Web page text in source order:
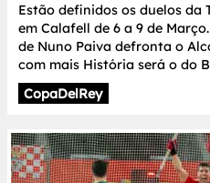
Estão definidos os duelos da
em Calafell de 6 a 9 de
de Nuno Paiva defronta o
com mais História será o do
CopaDelRey